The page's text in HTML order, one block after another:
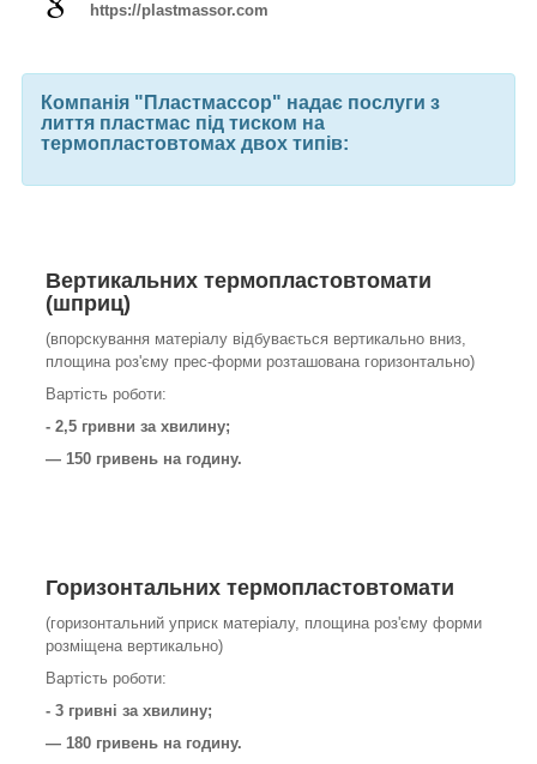
https://plastmassor.com
Компанія "Пластмассор" надає послуги з
лиття пластмас під тиском на
термопластовтомах двох типів:
Вертикальних термопластовтомати
(шприц)
(впорскування матеріалу відбувається вертикально вниз,
площина роз'єму прес-форми розташована горизонтально)
Вартість роботи:
- 2,5 гривни за хвилину;
— 150 гривень на годину.
Горизонтальних термопластовтомати
(горизонтальний уприск матеріалу, площина роз'єму форми
розміщена вертикально)
Вартість роботи:
- 3 гривні за хвилину;
— 180 гривень на годину.